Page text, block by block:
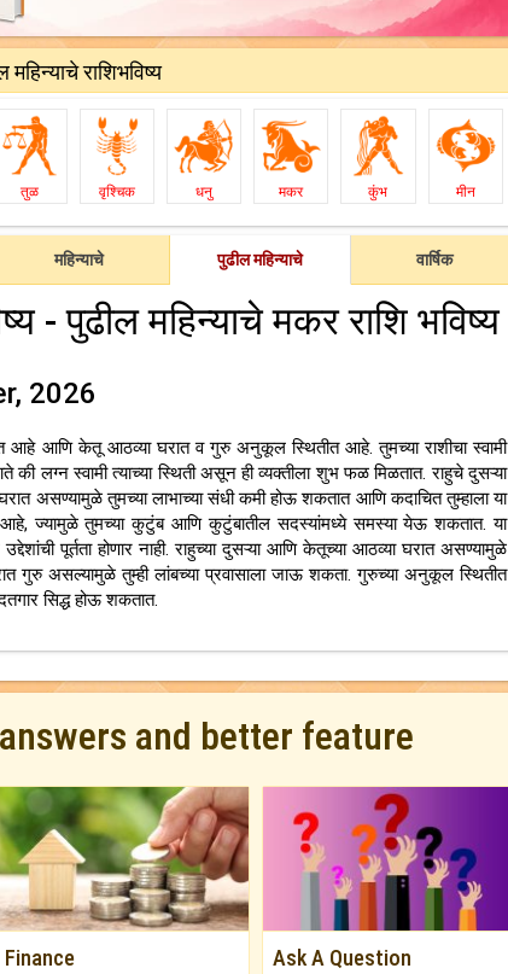
राशिभविष्य
तुळ वृश्चिक धनु मकर कुंभ मीन
महिन्याचे पुढील महिन्याचे वार्षिक
पुढील महिन्याचे मकर राशि भविष्य
2026
आहे आणि केतू आठव्या घरात व गुरु अनुकूल स्थितीत आहे. तुमच्या राशीचा स्वामी
की लग्न स्वामी त्याच्या स्थिती असून ही व्यक्तीला शुभ फळ मिळतात. राहुचे दुसऱ्या
असण्यामुळे तुमच्या लाभाच्या संधी कमी होऊ शकतात आणि कदाचित तुम्हाला या
आहे, ज्यामुळे तुमच्या कुटुंब आणि कुटुंबातील सदस्यांमध्ये समस्या येऊ शकतात. या
पूर्तता होणार नाही. राहुच्या दुसऱ्या आणि केतूच्या आठव्या घरात असण्यामुळे
गुरु असल्यामुळे तुम्ही लांबच्या प्रवासाला जाऊ शकता. गुरुच्या अनुकूल स्थितीत
सिद्ध होऊ शकतात.
and better feature
Finance Ask A Question